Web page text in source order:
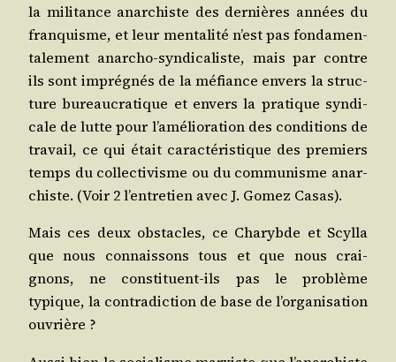
la mili­tance anar­chiste des der­nières années du
fran­quisme, et leur men­ta­li­té n’est pas fon­da­men­
ta­le­ment anar­cho-syn­di­ca­liste, mais par contre
ils sont impré­gnés de la méfiance envers la struc­
ture bureau­cra­tique et envers la pra­tique syn­di­
cale de lutte pour l’a­mé­lio­ra­tion des condi­tions de
tra­vail, ce qui était carac­té­ris­tique des pre­miers
temps du col­lec­ti­visme ou du com­mu­nisme anar­
chiste. (Voir 2 l’en­tre­tien avec J. Gomez Casas).
Mais ces deux obs­tacles, ce Cha­rybde et Scyl­la
que nous connais­sons tous et que nous crai­
gnons, ne consti­tuent-ils pas le pro­blème
typique, la contra­dic­tion de base de l’or­ga­ni­sa­tion
ouvrière ?